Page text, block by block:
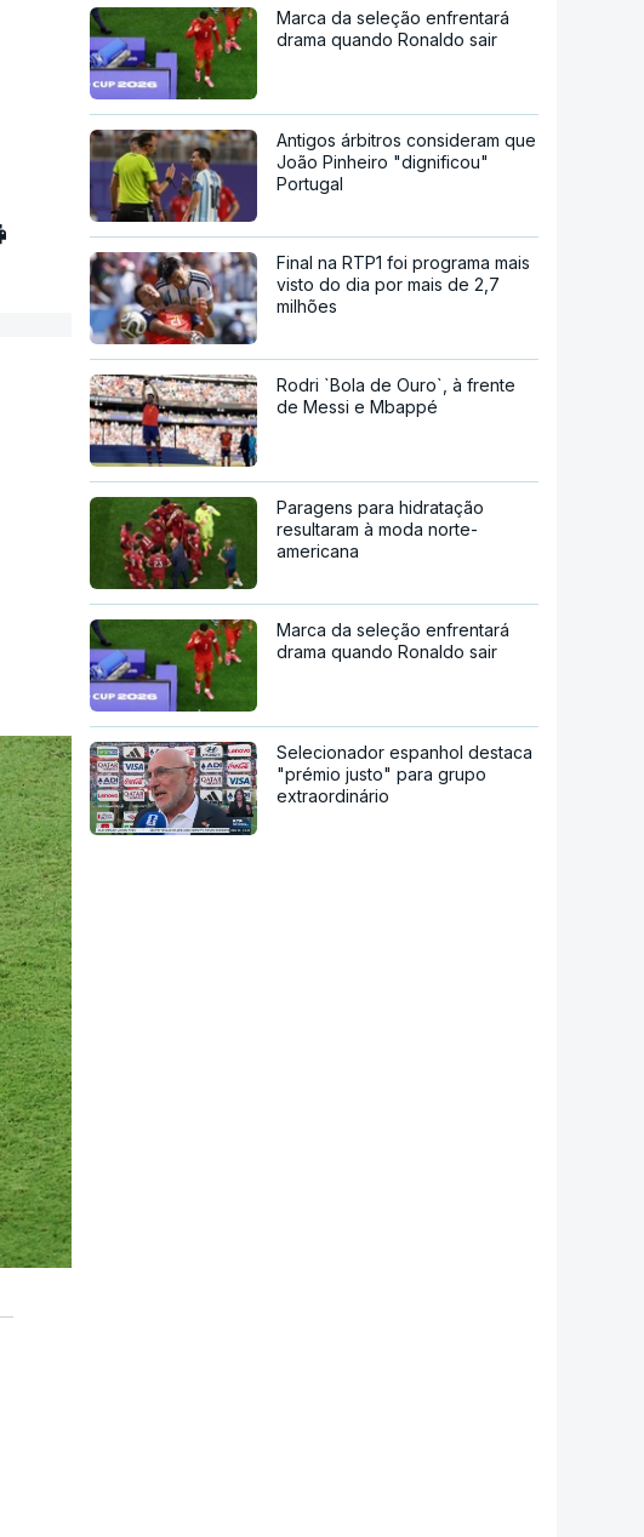
Marca da seleção enfrentará
drama quando Ronaldo sair
Antigos árbitros consideram que
João Pinheiro "dignificou"
Portugal
Final na RTP1 foi programa mais
visto do dia por mais de 2,7
milhões
Rodri `Bola de Ouro`, à frente
de Messi e Mbappé
Paragens para hidratação
resultaram à moda norte-
americana
Marca da seleção enfrentará
drama quando Ronaldo sair
Selecionador espanhol destaca
"prémio justo" para grupo
extraordinário